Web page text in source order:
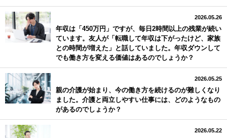
2026.05.26
年収は「450万円」ですが、毎日2時間以上の残業が続い
ています。友人が「転職して年収は下がったけど、家族
との時間が増えた」と話していました。年収ダウンして
でも働き方を変える価値はあるのでしょうか？
2026.05.25
親の介護が始まり、今の働き方を続けるのが難しくなり
ました。介護と両立しやすい仕事には、どのようなもの
があるのでしょうか？
2026.05.22